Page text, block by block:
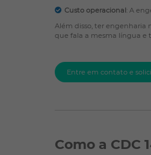
Custo operacional: A
Além disso, ter engenharia
que fala a mesma língua e
Entre em contato e
Como a